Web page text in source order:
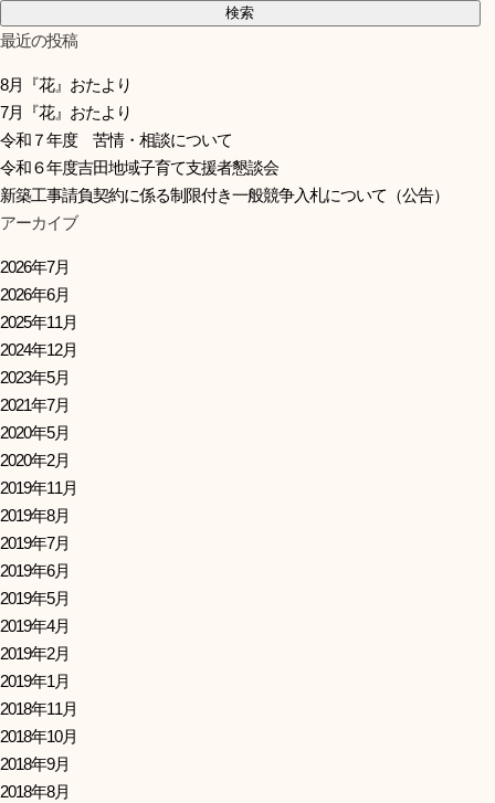
最近の投稿
8月『花』おたより
7月『花』おたより
令和７年度 苦情・相談について
令和６年度吉田地域子育て支援者懇談会
新築工事請負契約に係る制限付き一般競争入札について（公告）
アーカイブ
2026年7月
2026年6月
2025年11月
2024年12月
2023年5月
2021年7月
2020年5月
2020年2月
2019年11月
2019年8月
2019年7月
2019年6月
2019年5月
2019年4月
2019年2月
2019年1月
2018年11月
2018年10月
2018年9月
2018年8月